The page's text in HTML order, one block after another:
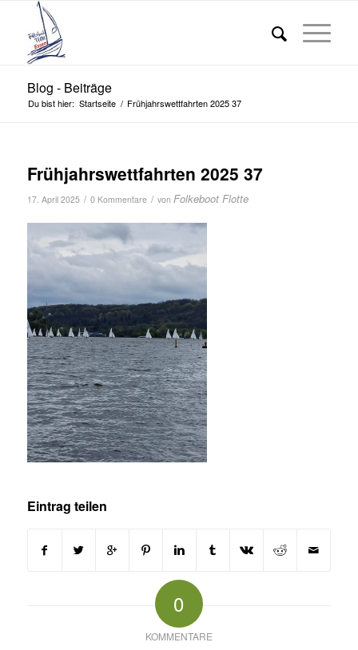
Blog - Beiträge
Du bist hier: Startseite / Frühjahrswettfahrten 2025 37
Frühjahrswettfahrten 2025 37
17. April 2025 / 0 Kommentare / von Folkeboot Flotte
Eintrag teilen
0
KOMMENTARE